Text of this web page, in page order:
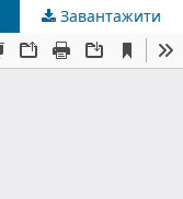
Завантажити